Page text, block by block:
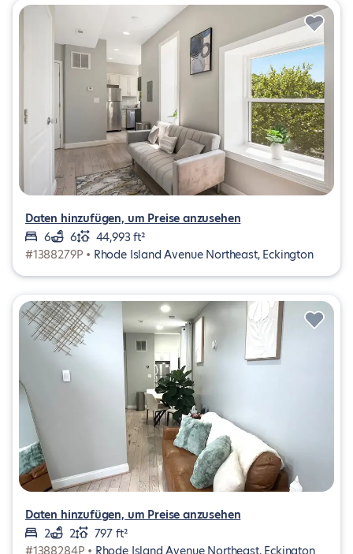
Daten hinzufügen, um Preise anzusehen
6
6
44,993 ft²
#1388279P • Rhode Island Avenue Northeast, Eckington
Daten hinzufügen, um Preise anzusehen
2
2
797 ft²
#1388284P • Rhode Island Avenue Northeast, Eckington